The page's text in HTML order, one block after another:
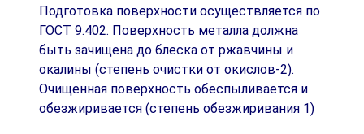
Подготовка поверхности осуществляется по
ГОСТ 9.402. Поверхность металла должна
быть зачищена до блеска от ржавчины и
окалины (степень очистки от окислов-2).
Очищенная поверхность обеспыливается и
обезжиривается (степень обезжиривания 1)